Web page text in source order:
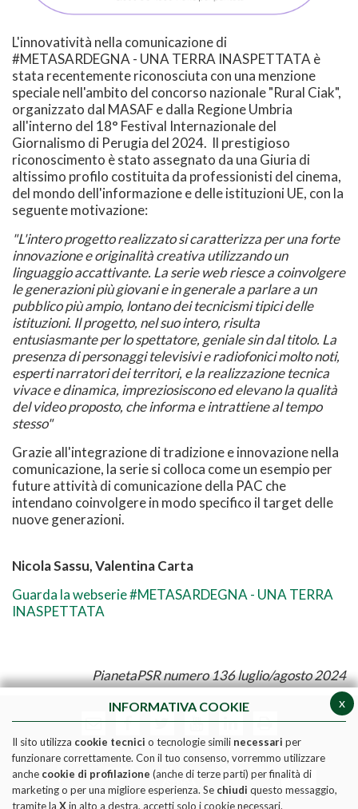
L'innovatività nella comunicazione di
#METASARDEGNA - UNA TERRA INASPETTATA è
stata recentemente riconosciuta con una menzione
speciale nell'ambito del concorso nazionale "Rural Ciak",
organizzato dal MASAF e dalla Regione Umbria
all'interno del 18° Festival Internazionale del
Giornalismo di Perugia del 2024. Il prestigioso
riconoscimento è stato assegnato da una Giuria di
altissimo profilo costituita da professionisti del cinema,
del mondo dell'informazione e delle istituzioni UE, con la
seguente motivazione:
"L'intero progetto realizzato si caratterizza per una forte
innovazione e originalità creativa utilizzando un
linguaggio accattivante. La serie web riesce a coinvolgere
le generazioni più giovani e in generale a parlare a un
pubblico più ampio, lontano dei tecnicismi tipici delle
istituzioni. Il progetto, nel suo intero, risulta
entusiasmante per lo spettatore, geniale sin dal titolo. La
presenza di personaggi televisivi e radiofonici molto noti,
esperti narratori dei territori, e la realizzazione tecnica
vivace e dinamica, impreziosiscono ed elevano la qualità
del video proposto, che informa e intrattiene al tempo
stesso"
Grazie all'integrazione di tradizione e innovazione nella
comunicazione, la serie si colloca come un esempio per
future attività di comunicazione della PAC che
intendano coinvolgere in modo specifico il target delle
nuove generazioni.
Nicola Sassu, Valentina Carta
Guarda la webserie #METASARDEGNA - UNA TERRA
INASPETTATA
PianetaPSR numero 136 luglio/agosto 2024
x
INFORMATIVA COOKIE
Il sito utilizza cookie tecnici o tecnologie simili necessari per
funzionare correttamente. Con il tuo consenso, vorremmo utilizzare
anche cookie di profilazione (anche di terze parti) per finalità di
marketing o per una migliore esperienza. Se chiudi questo messaggio,
tramite la Xin alto a destra, accetti solo i cookie necessari.